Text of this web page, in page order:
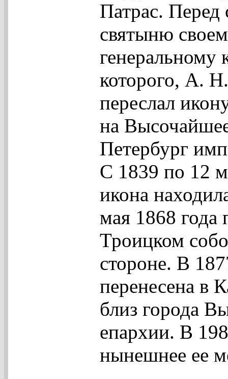
Патрас. Перед
святыню
генеральному
которого, А.
переслал
на
Петербург
С 1839 по 12
икона
мая 1868 года
Троицком
стороне. В
перенесена в
близ города
епархии. В
нынешнее ее